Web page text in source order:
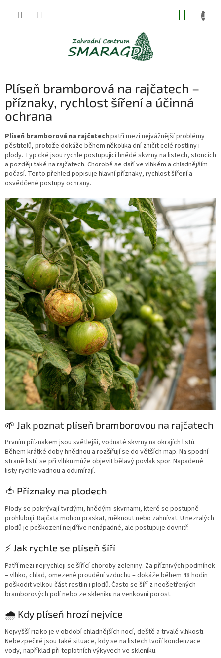
Plíseň bramborová na rajčatech –
příznaky, rychlost šíření a účinná
ochrana
Plíseň bramborová na rajčatech patří mezi nejvážnější problémy
pěstitelů, protože dokáže během několika dní zničit celé rostliny i
plody. Typické jsou rychle postupující hnědé skvrny na listech, stoncích
a později také na rajčatech. Chorobě se daří ve vlhkém a chladnějším
počasí. Tento přehled popisuje hlavní příznaky, rychlost šíření a
osvědčené postupy ochrany.
🌱 Jak poznat plíseň bramborovou na rajčatech
Prvním příznakem jsou světlejší, vodnaté skvrny na okrajích listů.
Během krátké doby hnědnou a rozšiřují se do větších map. Na spodní
straně listů se při vlhku může objevit bělavý povlak spor. Napadené
listy rychle vadnou a odumírají.
🍅 Příznaky na plodech
Plody se pokrývají tvrdými, hnědými skvrnami, které se postupně
prohlubují. Rajčata mohou praskat, měknout nebo zahnívat. U nezralých
plodů je poškození nejdříve nenápadné, ale postupuje dovnitř.
⚡ Jak rychle se plíseň šíří
Patří mezi nejrychleji se šířící choroby zeleniny. Za příznivých podmínek
– vlhko, chlad, omezené proudění vzduchu – dokáže během 48 hodin
poškodit velkou část rostlin i plodů. Často se šíří z neošetřených
bramborových polí nebo ze skleníku na venkovní porost.
🌧️ Kdy plíseň hrozí nejvíce
Nejvyšší riziko je v období chladnějších nocí, deště a trvalé vlhkosti.
Nebezpečné jsou také situace, kdy se na listech tvoří kondenzace
vody, například při teplotních výkyvech ve skleníku.